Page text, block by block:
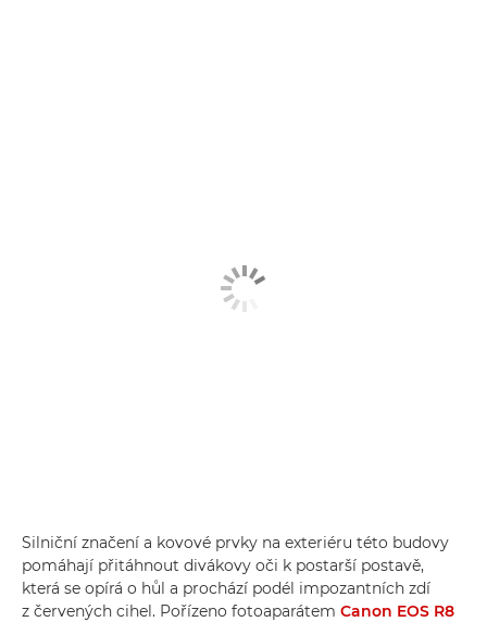
Silniční značení a kovové prvky na exteriéru této budovy
pomáhají přitáhnout divákovy oči k postarší postavě,
která se opírá o hůl a prochází podél impozantních zdí
z červených cihel. Pořízeno fotoaparátem Canon EOS R8